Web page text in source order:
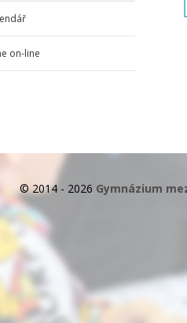
on-line
© 2014 - 2026 Gymnázium